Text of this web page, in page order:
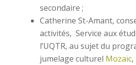
secondaire ;
Catherine St-Amant,
activités, Service aux
l’UQTR, au sujet du
jumelage culturel Mozaïc,